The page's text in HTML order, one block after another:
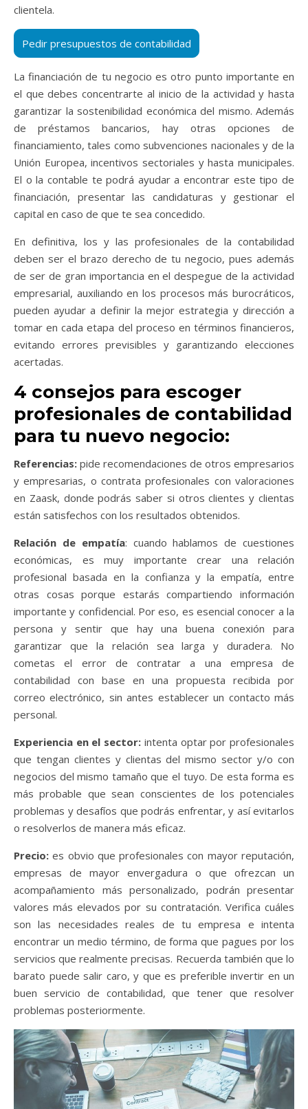
clientela.
La financiación de tu negocio es otro punto importante en
el que debes concentrarte al inicio de la actividad y hasta
garantizar la sostenibilidad económica del mismo. Además
de préstamos bancarios, hay otras opciones de
financiamiento, tales como subvenciones nacionales y de la
Unión Europea, incentivos sectoriales y hasta municipales.
El o la contable te podrá ayudar a encontrar este tipo de
financiación, presentar las candidaturas y gestionar el
capital en caso de que te sea concedido.
En definitiva, los y las profesionales de la contabilidad
deben ser el brazo derecho de tu negocio, pues además
de ser de gran importancia en el despegue de la actividad
empresarial, auxiliando en los procesos más burocráticos,
pueden ayudar a definir la mejor estrategia y dirección a
tomar en cada etapa del proceso en términos financieros,
evitando errores previsibles y garantizando elecciones
acertadas.
4 consejos para escoger
profesionales de contabilidad
para tu nuevo negocio:
Referencias: pide recomendaciones de otros empresarios
y empresarias, o contrataprofesionales con valoraciones
en Zaask, donde podrás saber si otros clientes y clientas
están satisfechos con los resultados obtenidos.
Relación de empatía: cuando hablamos de cuestiones
económicas, es muy importante crear una relación
profesional basada en la confianza y la empatía, entre
otras cosas porque estarás compartiendo información
importante y confidencial. Por eso, es esencial conocer a la
persona y sentir que hay una buena conexión para
garantizar que la relación sea larga y duradera. No
cometas el error de contratar a una empresa de
contabilidad con base en una propuesta recibida por
correo electrónico, sin antes establecer un contacto más
personal.
Experiencia en el sector: intenta optar por profesionales
que tengan clientes y clientas del mismo sector y/o con
negocios del mismo tamaño que el tuyo. De esta forma es
más probable que sean conscientes de los potenciales
problemas y desafíos que podrás enfrentar, y así evitarlos
o resolverlos de manera más eficaz.
Precio: es obvio que profesionales con mayor reputación,
empresas de mayor envergadura o que ofrezcan un
acompañamiento más personalizado, podrán presentar
valores más elevados por su contratación. Verifica cuáles
son las necesidades reales de tu empresa e intenta
encontrar un medio término, de forma que pagues por los
servicios que realmente precisas. Recuerda también que lo
barato puede salir caro, y que es preferible invertir en un
buen servicio de contabilidad, que tener que resolver
problemas posteriormente.